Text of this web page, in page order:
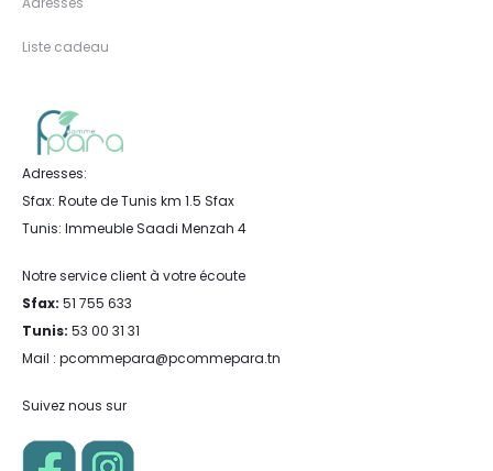
Liste cadeau
Adresses:
Sfax: Route de Tunis km 1.5 Sfax
Tunis: Immeuble Saadi Menzah 4
Notre service client à votre écoute
Sfax: 51 755 633
Tunis: 53 00 31 31
Mail : pcommepara@pcommepara.tn
Suivez nous sur